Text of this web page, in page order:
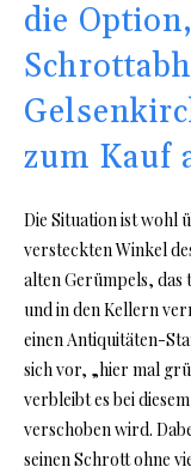
die
zum Kauf
Die Situation ist wohl
versteckten Winkel
alten Gerümpels,
und in den Kellern
einen Antiquitäten-
sich vor, „hier mal
verbleibt es bei
verschoben wird.
seinen Schrott ohne